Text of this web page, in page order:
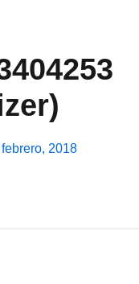
2018